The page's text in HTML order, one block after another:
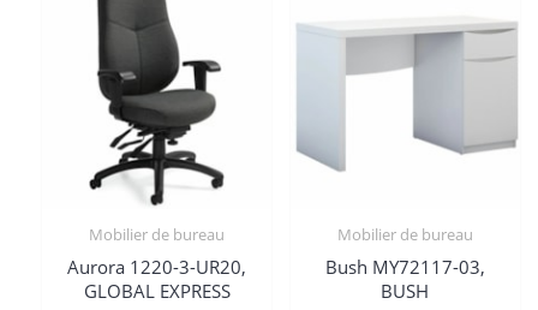
Mobilier de bureau
Aurora 1220-3-UR20,
GLOBAL EXPRESS
Mobilier de bureau
Bush MY72117-03,
BUSH